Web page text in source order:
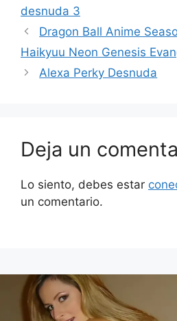
desnuda 3
Dragon Ball Anime
Haikyuu Neon Genesis
Alexa Perky Desnuda
Deja un
Lo siento, debes estar
un comentario.